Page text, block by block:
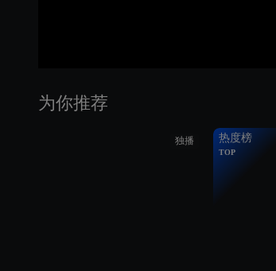
为你推荐
独播 热度榜
TOP